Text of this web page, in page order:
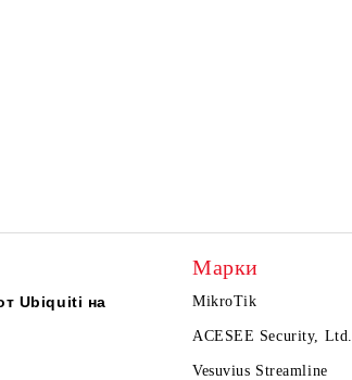
Ubiquiti на
Марки
MikroTik
ACESEE Security, Ltd.
Vesuvius Streamline